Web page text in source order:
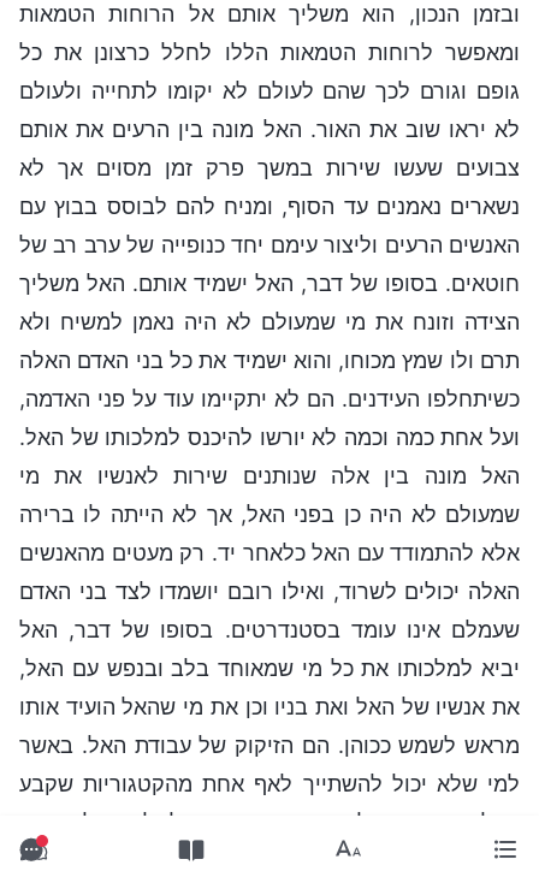
ובזמן הנכון, הוא משליך אותם אל הרוחות הטמאות
ומאפשר לרוחות הטמאות הללו לחלל כרצונן את כל
גופם וגורם לכך שהם לעולם לא יקומו לתחייה ולעולם
לא יראו שוב את האור. האל מונה בין הרעים את אותם
צבועים שעשו שירות במשך פרק זמן מסוים אך לא
נשארים נאמנים עד הסוף, ומניח להם לבוסס בבוץ עם
האנשים הרעים וליצור עימם יחד כנופייה של ערב רב של
חוטאים. בסופו של דבר, האל ישמיד אותם. האל משליך
הצידה וזונח את מי שמעולם לא היה נאמן למשיח ולא
תרם ולו שמץ מכוחו, והוא ישמיד את כל בני האדם האלה
כשיתחלפו העידנים. הם לא יתקיימו עוד על פני האדמה,
ועל אחת כמה וכמה לא יורשו להיכנס למלכותו של האל.
האל מונה בין אלה שנותנים שירות לאנשיו את מי
שמעולם לא היה כן בפני האל, אך לא הייתה לו ברירה
אלא להתמודד עם האל כלאחר יד. רק מעטים מהאנשים
האלה יכולים לשרוד, ואילו רובם יושמדו לצד בני האדם
שעמלם אינו עומד בסטנדרטים. בסופו של דבר, האל
יביא למלכותו את כל מי שמאוחד בלב ובנפש עם האל,
את אנשיו של האל ואת בניו וכן את מי שהאל הועיד אותו
מראש לשמש ככוהן. הם הזיקוק של עבודת האל. באשר
למי שלא יכול להשתייך לאף אחת מהקטגוריות שקבע
האל, הם יימנו על הכופרים. ודאי תוכלו לתאר לעצמכם
מה יהיה סופם. אמרתי לכם כבר את כל מה שעליי לומר.